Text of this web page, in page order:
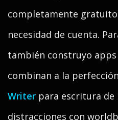
completamente
necesidad de cuenta.
también construyo apps
combinan a la
Writer para escritura de
distracciones con